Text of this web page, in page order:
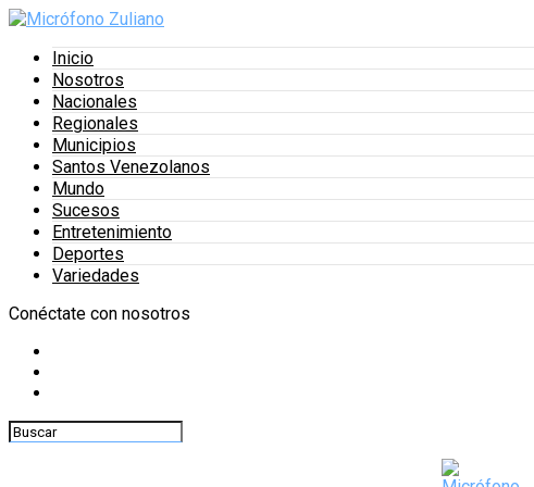
Inicio
Nosotros
Nacionales
Regionales
Municipios
Santos Venezolanos
Mundo
Sucesos
Entretenimiento
Deportes
Variedades
Conéctate con nosotros